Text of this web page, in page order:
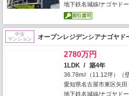
地下鉄名城線/ナゴヤド
中古
マンション
オープンレジデンシアナゴヤド
2780万円
1LDK / 築4年
36.78m2
（11.12坪）（
愛知県名古屋市東区矢田
地下鉄名城線/ナゴヤド